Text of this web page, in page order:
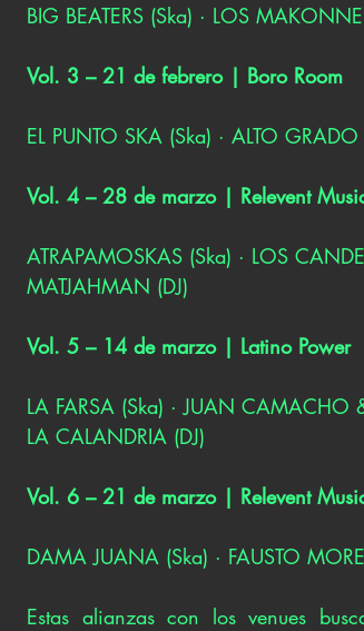
BIG BEATERS (Ska) · LOS
Vol. 3 – 21 de febrero | Boro Room
EL PUNTO SKA (Ska) · ALTO GRADO
Vol. 4 – 28 de marzo | Relevent
ATRAPAMOSKAS (Ska) · LOS
MATJAHMAN (DJ)
Vol. 5 – 14 de marzo | Latino Power
LA FARSA (Ska) · JUAN CAMACHO
LA CALANDRIA (DJ)
Vol. 6 – 21 de marzo | Relevent
DAMA JUANA (Ska) · FAUSTO
Estas alianzas con los venues